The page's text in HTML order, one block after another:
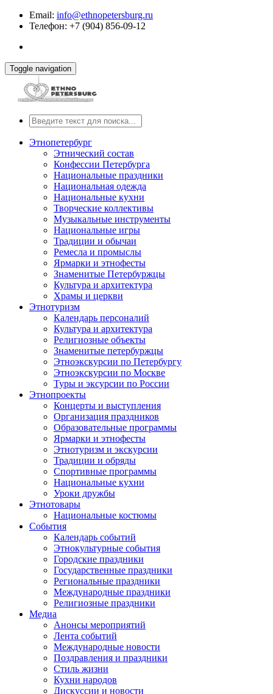
Email: info@ethnopetersburg.ru
Телефон: +7 (904) 856-09-12
Toggle navigation
Этнопетербург
Этнический состав
Конфессии Петербурга
Национальные праздники
Национальная одежда
Национальные кухни
Творческие коллективы
Музыкальные инструменты
Национальные игры
Традиции и обычаи
Ремесла и промыслы
Ярмарки и этнофесты
Знаменитые Петербуржцы
Культура и архитектура
Храмы и церкви
Этнотуризм
Календарь персоналий
Культура и архитектура
Религиозные объекты
Знаменитые петербуржцы
Этноэкскурсии по Петербургу
Этноэкскурсии по Москве
Туры и эксурсии по России
Этнопроекты
Концерты и выступления
Организация праздников
Образовательные программы
Ярмарки и этнофесты
Этнотуризм и экскурсии
Традиции и обряды
Спортивные программы
Национальные кухни
Уроки дружбы
Этнотовары
Национальные костюмы
События
Календарь событий
Этнокультурные события
Городские праздники
Государственные праздники
Региональные праздники
Международные праздники
Религиозные праздники
Медиа
Анонсы мероприятий
Лента событий
Международные новости
Поздравления и праздники
Cтиль жизни
Кухни народов
Дискуссии и новости